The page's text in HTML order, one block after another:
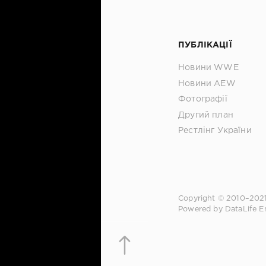
ПУБЛІКАЦІЇ
Новини WWE
Новини AEW
Фотографії
Другий план
Рестлінг України
Copyright ©
Powered by DataLife